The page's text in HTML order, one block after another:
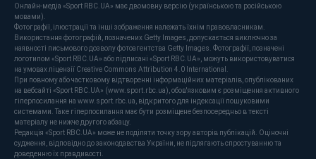
Онлайн-медіа «Sport RBC.UA» має двомовну версію (українською та російською
мовами).
Фотографії, ілюстрації та інші зображення належать їхнім правовласникам.
Використання фотографій, позначених Getty Images, допускається виключно за
наявності письмового дозволу фотоагентства Getty Images. Фотографії, позначені
логотипом «Sport RBC.UA» або підписані «Sport RBC.UA», можуть використовуватися
на умовах ліцензії Creative Commons Attribution 4.0 International.
При повному або частковому відтворенні інформаційних матеріалів, опублікованих
на вебсайті «Sport RBC.UA» (www.sport.rbc.ua), обов'язковим є розміщення активного
гіперпосилання на www.sport.rbc.ua, відкритого для індексації пошуковими
системами. Таке гіперпосилання має бути розміщене безпосередньо в тексті
матеріалу не нижче другого абзацу.
Редакція «Sport RBC.UA» може не поділяти точку зору авторів публікацій. Оціночні
судження, відповідно до законодавства України, не підлягають спростуванню та
доведенню їх правдивості.